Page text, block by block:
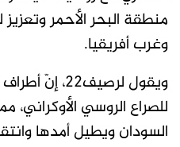
منطقة البحر الأحمر
وغرب أفريقيا.
ويقول
للصراع الروسي
السودان ويطيل أمدها